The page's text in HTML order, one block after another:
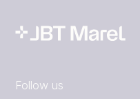
Follow us